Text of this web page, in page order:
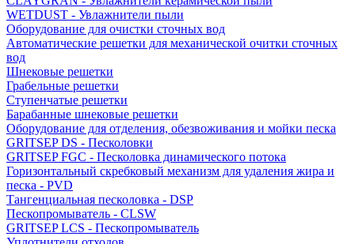
WETDUST - Увлажнители пыли
Оборудование для очистки сточных вод
Автоматические решетки для механической очитки сточных
вод
Шнековые решетки
Грабельные решетки
Ступенчатые решетки
Барабанные шнековые решетки
Оборудование для отделения, обезвоживания и мойки песка
GRITSEP DS - Песколовки
GRITSEP FGC - Песколовка динамического потока
Горизонтальный скребковый механизм для удаления жира и
песка - PVD
Тангенциальная песколовка - DSP
Пескопромыватель - CLSW
GRITSEP LCS - Пескопромыватель